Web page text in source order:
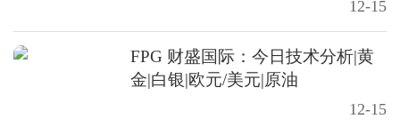
12-15
FPG 财盛国际：今日技术分析|黄
金|白银|欧元/美元|原油
12-15